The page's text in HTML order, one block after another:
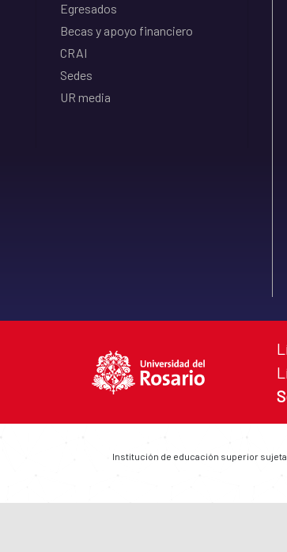
Egresados
Becas y apoyo financiero
CRAI
Sedes
UR media
Institución de educación superior